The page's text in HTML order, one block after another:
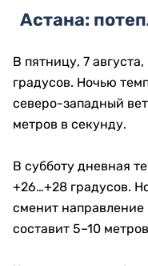
Астана:
В пятницу, 7
градусов. Ночью
северо-западный
метров в секунду.
В субботу дневная
+26…+28 градусов.
сменит направление
составит 5–10